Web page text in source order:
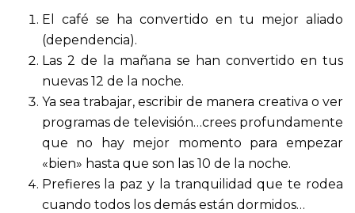
El café se ha convertido en tu mejor aliado
(dependencia).
Las 2 de la mañana se han convertido en tus
nuevas 12 de la noche.
Ya sea trabajar, escribir de manera creativa o ver
programas de televisión…crees profundamente
que no hay mejor momento para empezar
«bien» hasta que son las 10 de la noche.
Prefieres la paz y la tranquilidad que te rodea
cuando todos los demás están dormidos…